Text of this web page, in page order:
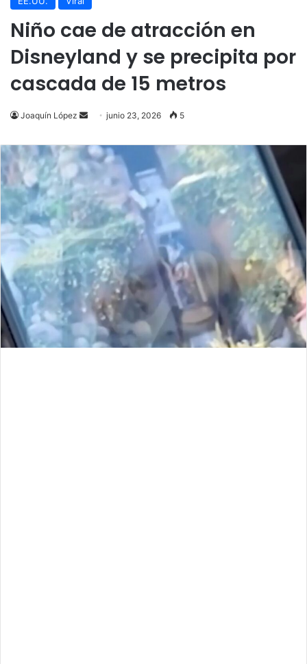
Niño cae de atracción en
Disneyland y se precipita por
cascada de 15 metros
Joaquín López
Send
email
junio 23, 2026 5